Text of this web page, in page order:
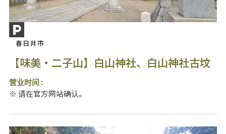
春日井市
【味美・二子山】白山神社、白山神社古坟
营业时间 :
※ 请在官方网站确认。